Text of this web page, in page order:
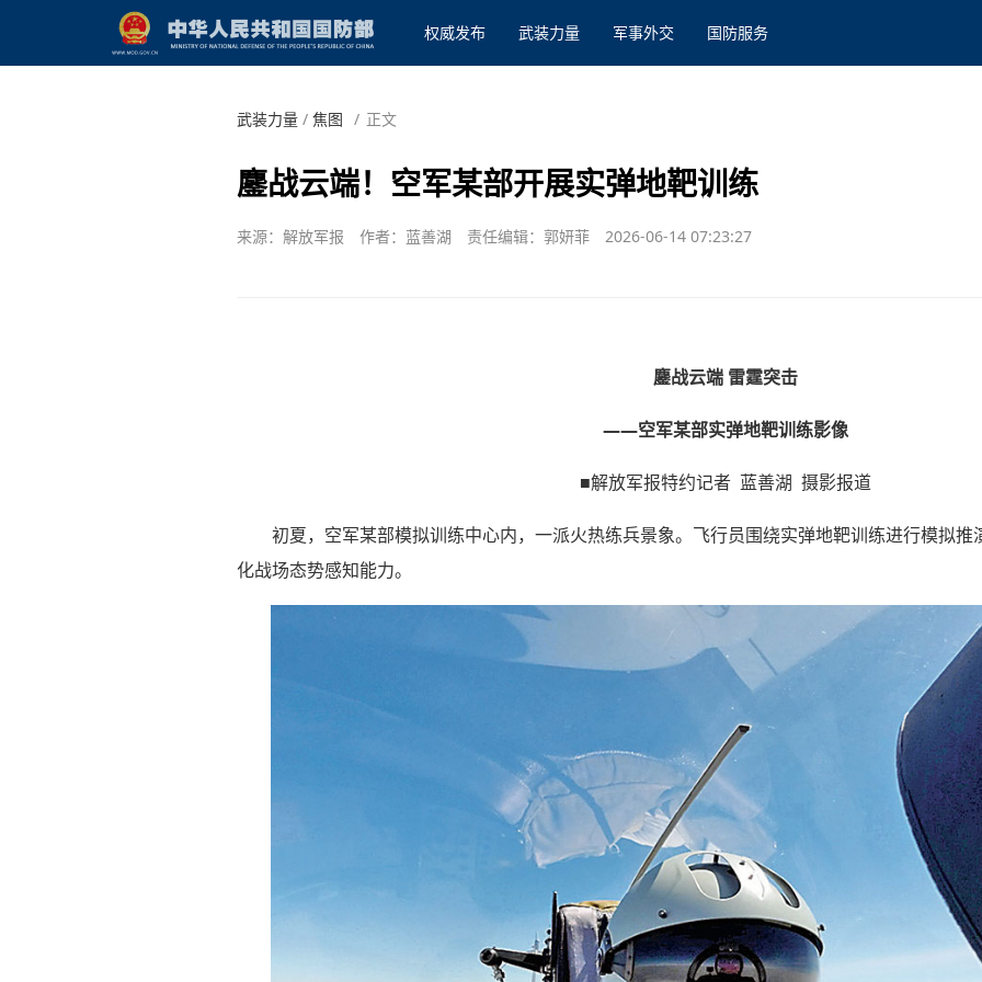
权威发布 武装力量 军事外交 国防服务
武装力量/ 焦图 / 正文
鏖战云端！空军某部开展实弹地靶训练
来源：解放军报 作者：蓝善湖 责任编辑：郭妍菲 2026-06-14 07:23:27
鏖战云端 雷霆突击
——空军某部实弹地靶训练影像
■解放军报特约记者 蓝善湖 摄影报道
初夏，空军某部模拟训练中心内，一派火热练兵景象。飞行员围绕实弹地靶训练进行模拟
化战场态势感知能力。